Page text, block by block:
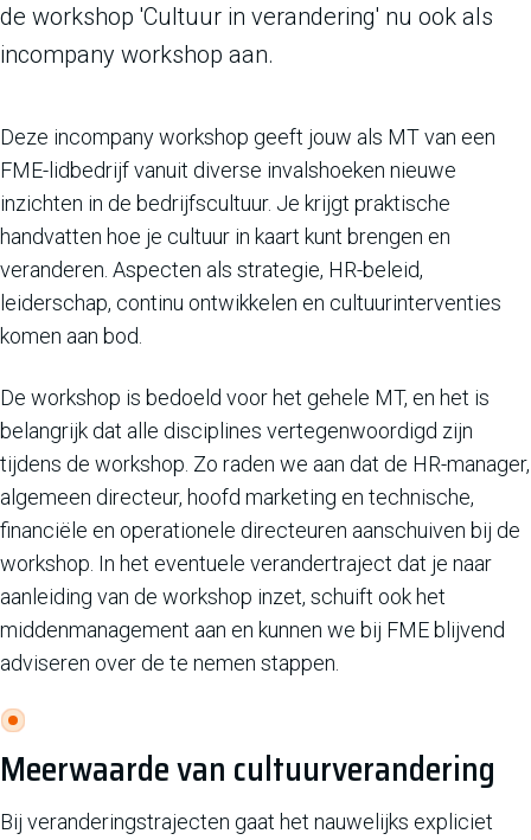
de workshop 'Cultuur in verandering' nu ook als
incompany workshop aan.
Deze incompany workshop geeft jouw als MT van een
FME-lidbedrijf vanuit diverse invalshoeken nieuwe
inzichten in de bedrijfscultuur. Je krijgt praktische
handvatten hoe je cultuur in kaart kunt brengen en
veranderen. Aspecten als strategie, HR-beleid,
leiderschap, continu ontwikkelen en cultuurinterventies
komen aan bod.
De workshop is bedoeld voor het gehele MT, en het is
belangrijk dat alle disciplines vertegenwoordigd zijn
tijdens de workshop. Zo raden we aan dat de HR-manager,
algemeen directeur, hoofd marketing en technische,
financiële en operationele directeuren aanschuiven bij de
workshop. In het eventuele verandertraject dat je naar
aanleiding van de workshop inzet, schuift ook het
middenmanagement aan en kunnen we bij FME blijvend
adviseren over de te nemen stappen.
Meerwaarde van cultuurverandering
Bij veranderingstrajecten gaat het nauwelijks expliciet